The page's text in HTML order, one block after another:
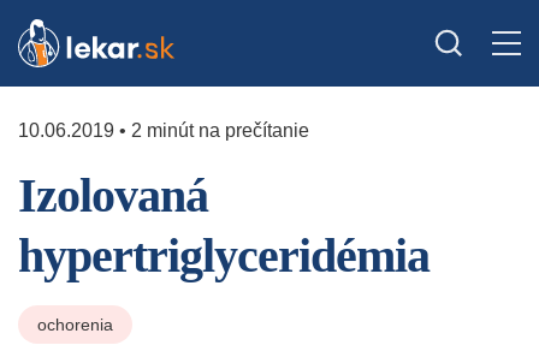
10.06.2019 • 2 minút na prečítanie
Izolovaná
hypertriglyceridémia
ochorenia